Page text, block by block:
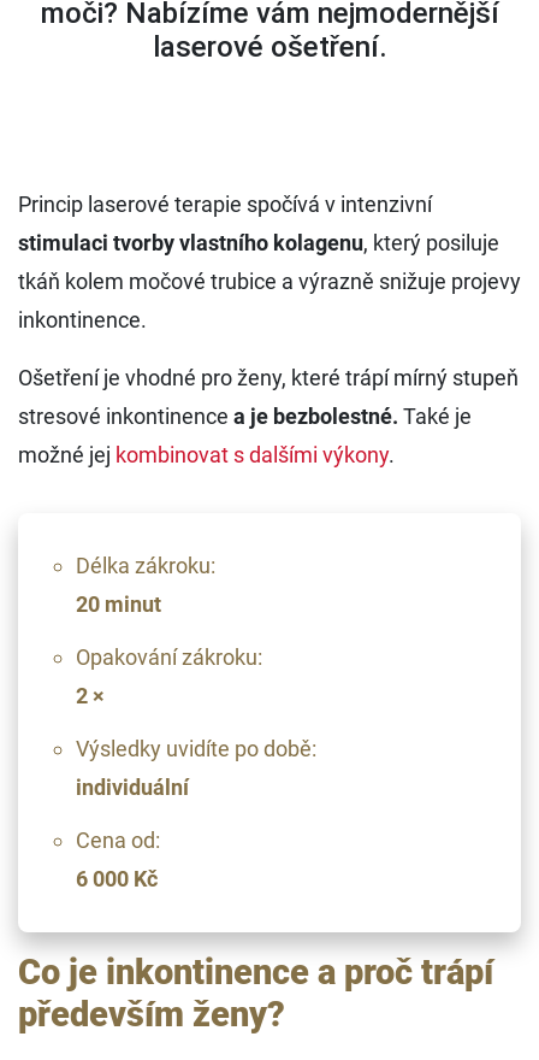
vyšetření znamének
moči? Nabízíme vám nejmodernější
laserové ošetření.
Princip laserové terapie spočívá v intenzivní
stimulaci tvorby vlastního kolagenu, který posiluje
tkáň kolem močové trubice a výrazně snižuje projevy
inkontinence.
Ošetření je vhodné pro ženy, které trápí mírný stupeň
stresové inkontinence a je bezbolestné. Také je
možné jej kombinovat s dalšími výkony.
Délka zákroku:
20 minut
Opakování zákroku:
2 ×
Výsledky uvidíte po době:
individuální
Cena od:
6 000 Kč
Co je inkontinence a proč trápí
především ženy?